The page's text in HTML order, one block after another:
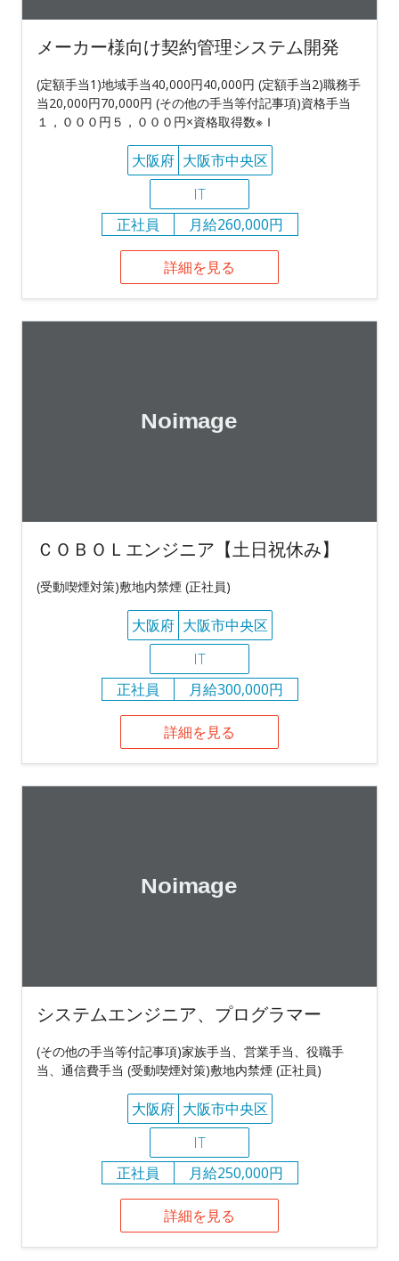
メーカー様向け契約管理システム開発
(定額手当1)地域手当40,000円40,000円 (定額手当2)職務手
当20,000円70,000円 (その他の手当等付記事項)資格手当
１，０００円５，０００円×資格取得数※Ｉ
大阪府 大阪市中央区
IT
正社員
月給260,000円
詳細を見る
ＣＯＢＯＬエンジニア【土日祝休み】
(受動喫煙対策)敷地内禁煙 (正社員)
大阪府 大阪市中央区
IT
正社員
月給300,000円
詳細を見る
システムエンジニア、プログラマー
(その他の手当等付記事項)家族手当、営業手当、役職手
当、通信費手当 (受動喫煙対策)敷地内禁煙 (正社員)
大阪府 大阪市中央区
IT
正社員
月給250,000円
詳細を見る